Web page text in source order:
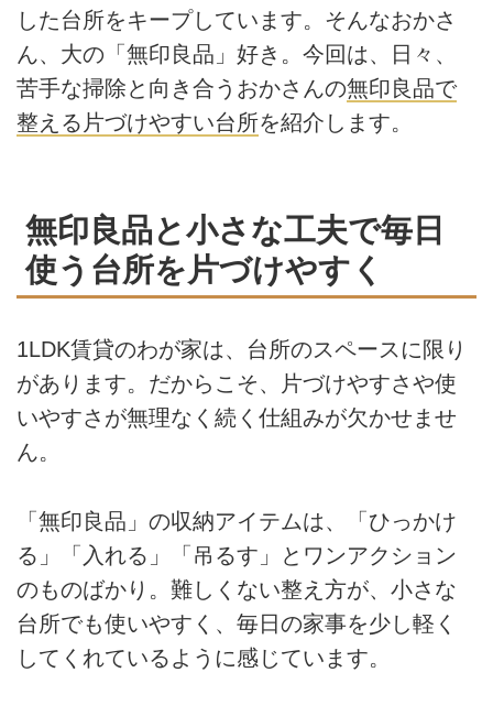
した台所をキープしています。そんなおかさ
ん、大の「無印良品」好き。今回は、日々、
苦手な掃除と向き合うおかさんの無印良品で
整える片づけやすい台所を紹介します。
無印良品と小さな工夫で毎日
使う台所を片づけやすく
1LDK賃貸のわが家は、台所のスペースに限り
があります。だからこそ、片づけやすさや使
いやすさが無理なく続く仕組みが欠かせませ
ん。
「無印良品」の収納アイテムは、「ひっかけ
る」「入れる」「吊るす」とワンアクション
のものばかり。難しくない整え方が、小さな
台所でも使いやすく、毎日の家事を少し軽く
してくれているように感じています。